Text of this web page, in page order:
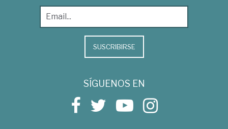
SUSCRIBIRSE
SÍGUENOS EN